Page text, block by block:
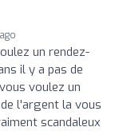
un rendez-
il y a pas de
voulez un
l'argent la vous
scandaleux